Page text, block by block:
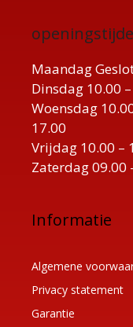
Maandag
Dinsdag 10.00
Woensdag
17.00
Vrijdag 10.00 –
Zaterdag 09.00
Informatie
Algemene
Privacy statement
Garantie